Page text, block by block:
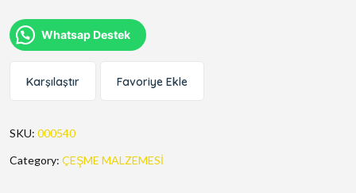
Whatsap Destek
Karşılaştır Favoriye Ekle
SKU: 000540
Category: ÇEŞME MALZEMESİ